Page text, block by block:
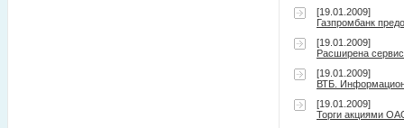
[19.01.2009]
Газпромбанк
[19.01.2009]
Расширена
[19.01.2009]
ВТБ.
[19.01.2009]
Торги акциями